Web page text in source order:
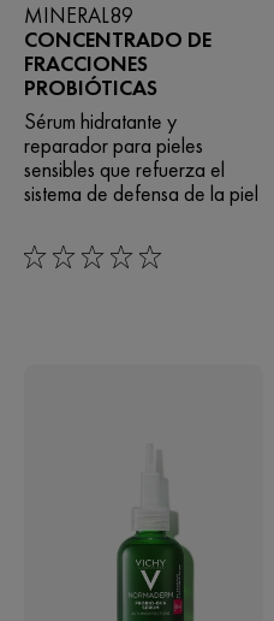
MINERAL89
CONCENTRADO DE
FRACCIONES
PROBIÓTICAS
Sérum hidratante y
reparador para pieles
sensibles que refuerza el
sistema de defensa de la piel
0/5